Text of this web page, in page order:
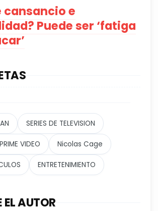
cansancio e
Puede ser ‘fatiga
SERIES DE TELEVISION
VIDEO Nicolas Cage
ENTRETENIMIENTO
EL AUTOR